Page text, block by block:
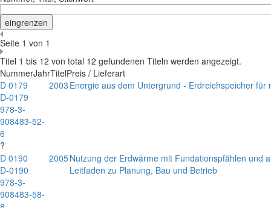
Seite 1 von 1
Titel 1 bis 12 von total 12 gefundenen Titeln werden angezeigt.
NummerJahrTitelPreis / Lieferart
D 0179
D-0179
978-3-
908483-52-
6
?
2003 Energie aus dem Untergrund - Erdreichspeicher für
D 0190
D-0190
978-3-
908483-58-
2005Nutzung der Erdwärme mit Fundationspfählen und
Leitfaden zu Planung, Bau und Betrieb